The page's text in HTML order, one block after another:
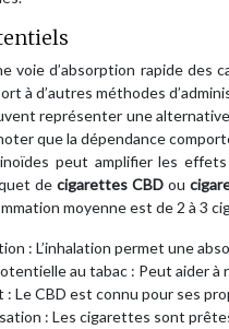
voie d’absorption rapide
à d’autres méthodes
représenter une
que la dépendance
peut amplifier les
de cigarettes CBD ou
moyenne est de 2 à 3
: L’inhalation permet une
au tabac : Peut aider à
: Le CBD est connu pour ses
: Les cigarettes sont